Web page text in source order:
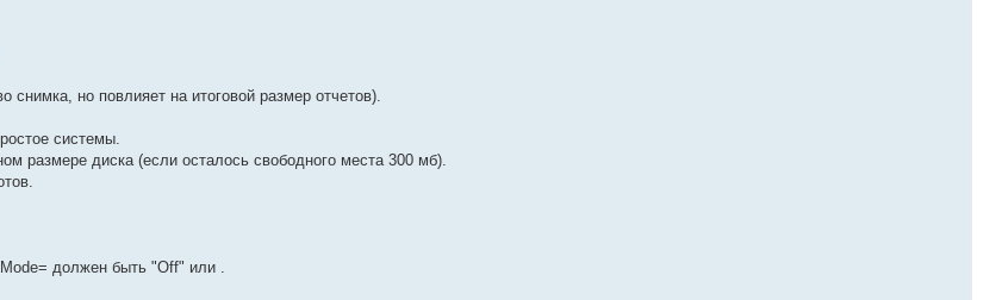
снимка, но повлияет на итоговой размер отчетов).
системы.
размере диска (если осталось свободного места 300 мб).
должен быть "Off" или .